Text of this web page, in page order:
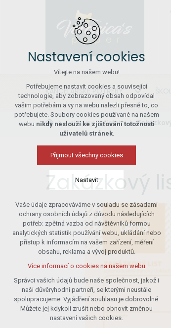
KANCELÁŘSKÉ POTŘEBY
Tiskopisy Ostatní
Zakázkový
Nastavení cookies
Vítejte na našem webu!
Potřebujeme nastavit cookies a související
technologie, aby zobrazovaný obsah odpovídal
vašim potřebám a vy na webu nalezli přesně to, co
potřebujete. Soubory cookies používané na našem
webu nikdy neslouží ke zjišťování totožnosti
uživatelů stránek.
Přijmout všechny cookies
Nastavit
Technická cookies
nutná pro provozování webu
udržení kontextu stránek (session):
případná přihlášení, volby jazyka, apod.
Volitelná cookies
analytická pro anonymizované
vyhodnocení návštěvnosti
marketingová cookies (Google)
Více informací o cookies na našem webu
Vaše údaje zpracováváme v souladu se zásadami
ochrany osobních údajů z důvodu následujících
potřeb: zpětná vazba od návštěvníků formou
analytických statistik používání webu, ukládání nebo
přístup k informacím na vašem zařízení, měření
obsahu, reklama a vývoj produktů.
Více informací o cookies na našem webu
Správci vašich údajů bude naše společnost, jakož i
naši důvěryhodní partneři, se kterými neustále
spolupracujeme. Vyjádření souhlasu je dobrovolné.
Můžete jej kdykoli zrušit nebo obnovit změnou
nastavení vašich cookies.